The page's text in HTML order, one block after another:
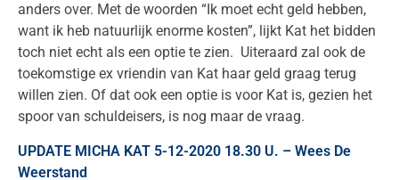
anders over. Met de woorden “Ik moet echt geld hebben,
want ik heb natuurlijk enorme kosten”, lijkt Kat het bidden
toch niet echt als een optie te zien. Uiteraard zal ook de
toekomstige ex vriendin van Kat haar geld graag terug
willen zien. Of dat ook een optie is voor Kat is, gezien het
spoor van schuldeisers, is nog maar de vraag.
UPDATE MICHA KAT 5-12-2020 18.30 U. – Wees De
Weerstand